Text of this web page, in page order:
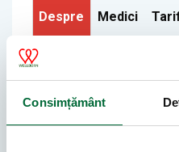
Consimțământ
Despre Medici
Excelența întâlnește
Medicinei Materno-fetale.
elită, recunoscuți la nivel